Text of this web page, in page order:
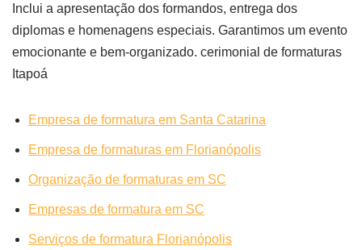
Inclui a apresentação dos formandos, entrega dos
diplomas e homenagens especiais. Garantimos um evento
emocionante e bem-organizado. cerimonial de formaturas
Itapoá
Empresa de formatura em Santa Catarina
Empresa de formaturas em Florianópolis
Organização de formaturas em SC
Empresas de formatura em SC
Serviços de formatura Florianópolis